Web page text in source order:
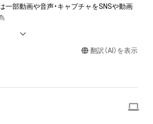
一部動画や音声・キャプチャをSNSや動画
像および映像、音楽、商標またはロゴ等を含
の知的財産権(それらの権利を取得し、又は
れています。そのため、本アイテムを保
翻訳（AI）を表示